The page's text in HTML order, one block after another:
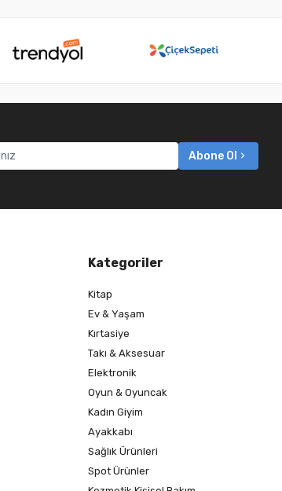
Abone Ol
Kategoriler
Kitap
Ev & Yaşam
Kırtasiye
Takı & Aksesuar
Elektronik
Oyun & Oyuncak
Kadın Giyim
Ayakkabı
Sağlık Ürünleri
Spot Ürünler